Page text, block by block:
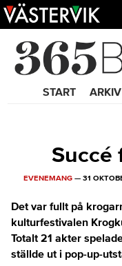
Hoppa
till
Skip
to
content
Hoppa
till
START ARKIV
Succé
EVENEMANG— 31
Det var fullt på
kulturfestivalen
Totalt 21 akter
ställde ut i pop-up-